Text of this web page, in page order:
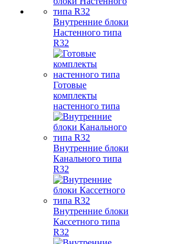
Внутренние блоки
Настенного типа
R32
Готовые
комплекты
настенного типа
Внутренние блоки
Канального типа
R32
Внутренние блоки
Кассетного типа
R32